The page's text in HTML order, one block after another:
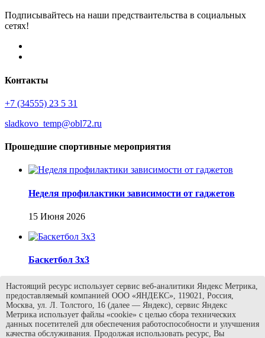
Подписывайтесь на наши предстваительства в социальных
сетях!
Контакты
+7 (34555) 23 5 31
sladkovo_temp@obl72.ru
Прошедшие спортивные мероприятия
Неделя профилактики зависимости от гаджетов
15 Июня 2026
Баскетбол 3х3
13 Июня 2026
День 9: Спорт, книги и приключения!
Настоящий ресурс использует сервис веб-аналитики Яндекс Метрика,
предоставляемый компанией ООО «ЯНДЕКС», 119021, Россия,
Москва, ул. Л. Толстого, 16 (далее — Яндекс), сервис Яндекс
Метрика использует файлы «cookie» с целью сбора технических
данных посетителей для обеспечения работоспособности и улучшения
качества обслуживания. Продолжая использовать ресурс, Вы